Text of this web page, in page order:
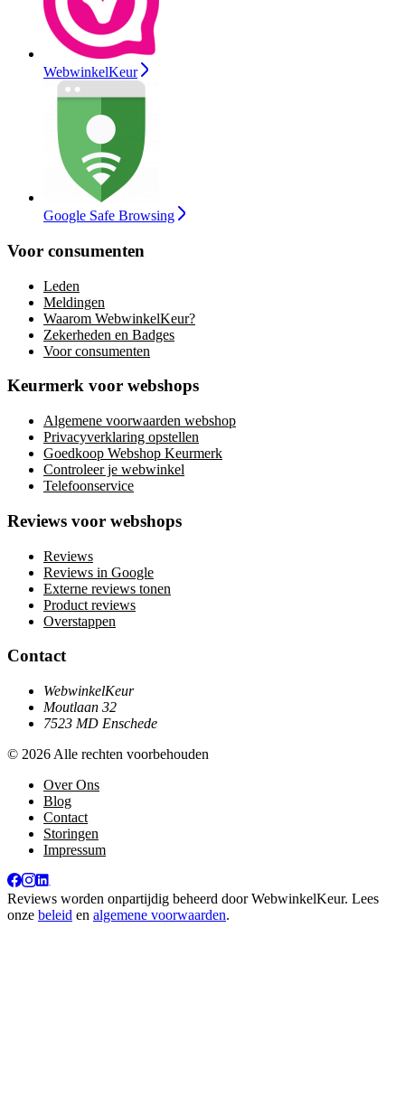
WebwinkelKeur
Google Safe Browsing
Voor consumenten
Leden
Meldingen
Waarom WebwinkelKeur?
Zekerheden en Badges
Voor consumenten
Keurmerk voor webshops
Algemene voorwaarden webshop
Privacyverklaring opstellen
Goedkoop Webshop Keurmerk
Controleer je webwinkel
Telefoonservice
Reviews voor webshops
Reviews
Reviews in Google
Externe reviews tonen
Product reviews
Overstappen
Contact
WebwinkelKeur
Moutlaan 32
7523 MD Enschede
© 2026 Alle rechten voorbehouden
Over Ons
Blog
Contact
Storingen
Impressum
Reviews worden onpartijdig beheerd doorWebwinkelKeur. Lees
onze beleid en algemene voorwaarden.